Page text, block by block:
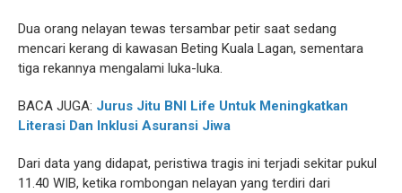
Dua orang nelayan tewas tersambar petir saat sedang
mencari kerang di kawasan Beting Kuala Lagan, sementara
tiga rekannya mengalami luka-luka.
BACA JUGA: Jurus Jitu BNI Life Untuk Meningkatkan
Literasi Dan Inklusi Asuransi Jiwa
Dari data yang didapat, peristiwa tragis ini terjadi sekitar pukul
11.40 WIB, ketika rombongan nelayan yang terdiri dari